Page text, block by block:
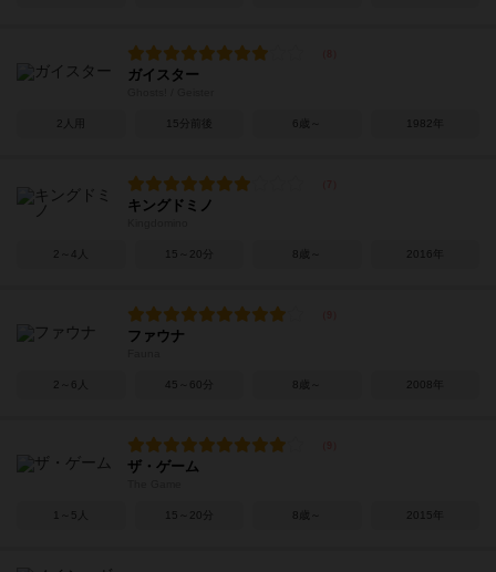
ガイスター
2人用 15分前後 6歳～ 1982年
キングドミノ
2～4人 15～20分 8歳～ 2016年
ファウナ
2～6人 45～60分 8歳～ 2008年
ザ・ゲーム
1～5人 15～20分 8歳～ 2015年